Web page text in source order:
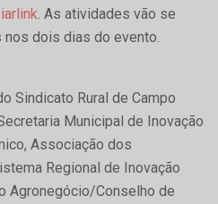
. As atividades vão se
dois dias do evento.
Sindicato Rural de Campo
Municipal de Inovação
Associação dos
Regional de Inovação
Agronegócio/Conselho de